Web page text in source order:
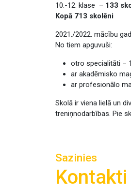
10.-12. klase – 133
Kopā 713 skolēni
2021./2022. mācību
No tiem apguvuši:
otro specialitāti –
ar akadēmisko
ar profesionālo
Skolā ir viena lielā un
treniņnodarbības. Pie
Sazinies
Kontakti